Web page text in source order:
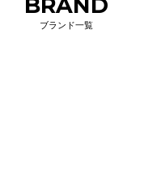
ブランド一覧